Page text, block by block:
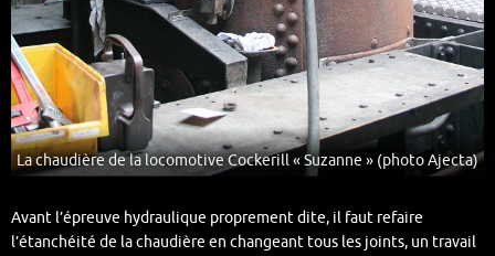
La chaudière de la locomotive Cockerill « Suzanne » (photo Ajecta)
Avant l’épreuve hydraulique proprement dite, il faut refaire
l’étanchéité de la chaudière en changeant tous les joints, un travail